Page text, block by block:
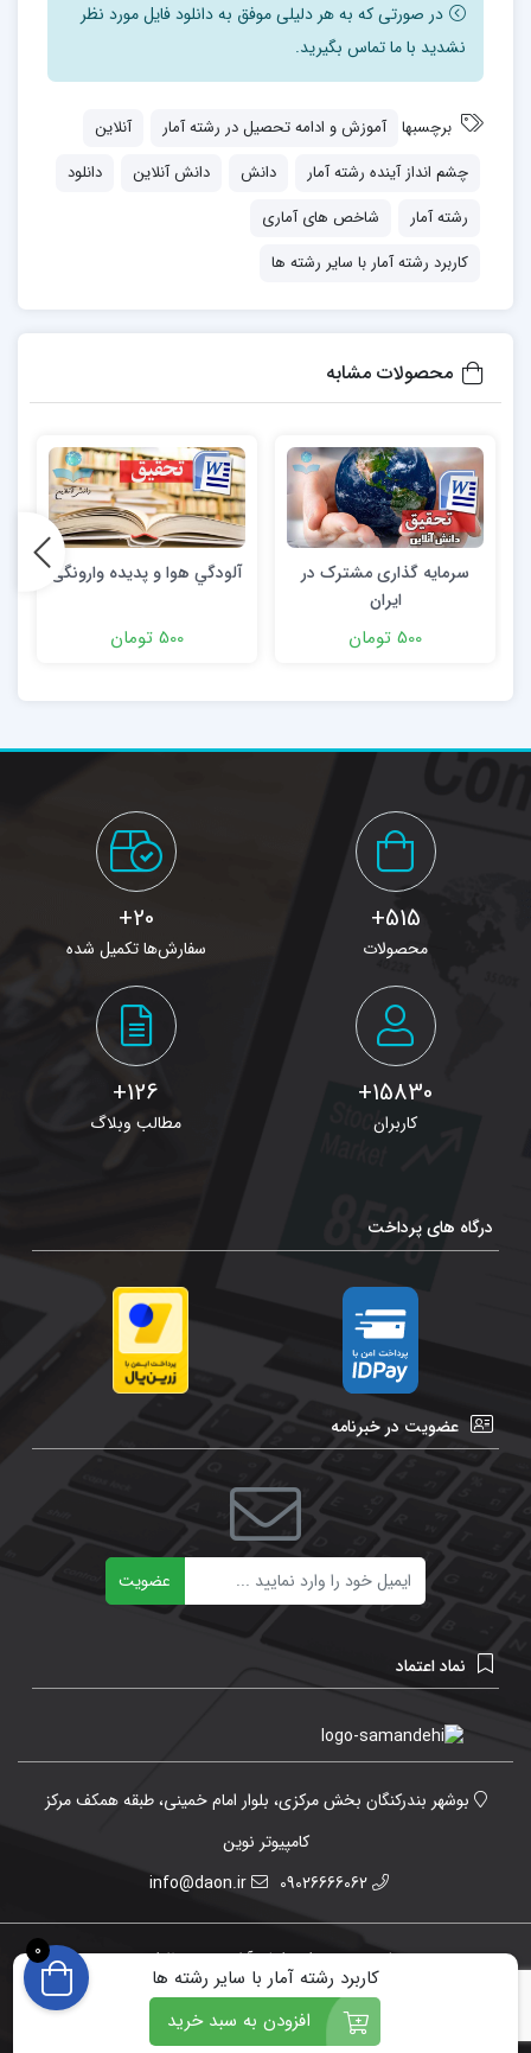
در صورتی که به هر دلیلی موفق به دانلود فایل مورد نظر
نشدید با ما تماس بگیرید.
برچسبها آموزش و ادامه تحصيل در رشته آمار
آنلاین
چشم انداز آينده رشته آمار
دانش دانش آنلاین
دانلود
رشته آمار
شاخص های آماری
کاربرد رشته آمار با سایر رشته ها
محصولات مشابه
سرمایه گذاری مشترک در
ایران
500 تومان
آلودگي هوا و پديده وارونگی
500 تومان
515+
محصولات
20+
سفارش‌ها تکمیل شده
15830+
کاربران
126+
مطالب وبلاگ
درگاه های پرداخت
عضویت در خبرنامه
عضویت
نماد اعتماد
بوشهر بندرکنگان بخش مرکزی، بلوار امام خمینی، طبقه همکف مرکز
کامپیوتر نوین
09026666062
info@daon.ir
تمامی حقوق برای دانش آنلاین محفوظ است. 0
کاربرد رشته آمار با سایر رشته ها
افزودن به سبد خرید